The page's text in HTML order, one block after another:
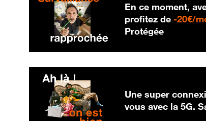
En ce moment,
profitez de -20€/
Protégée
Une super
vous avec la 5G.